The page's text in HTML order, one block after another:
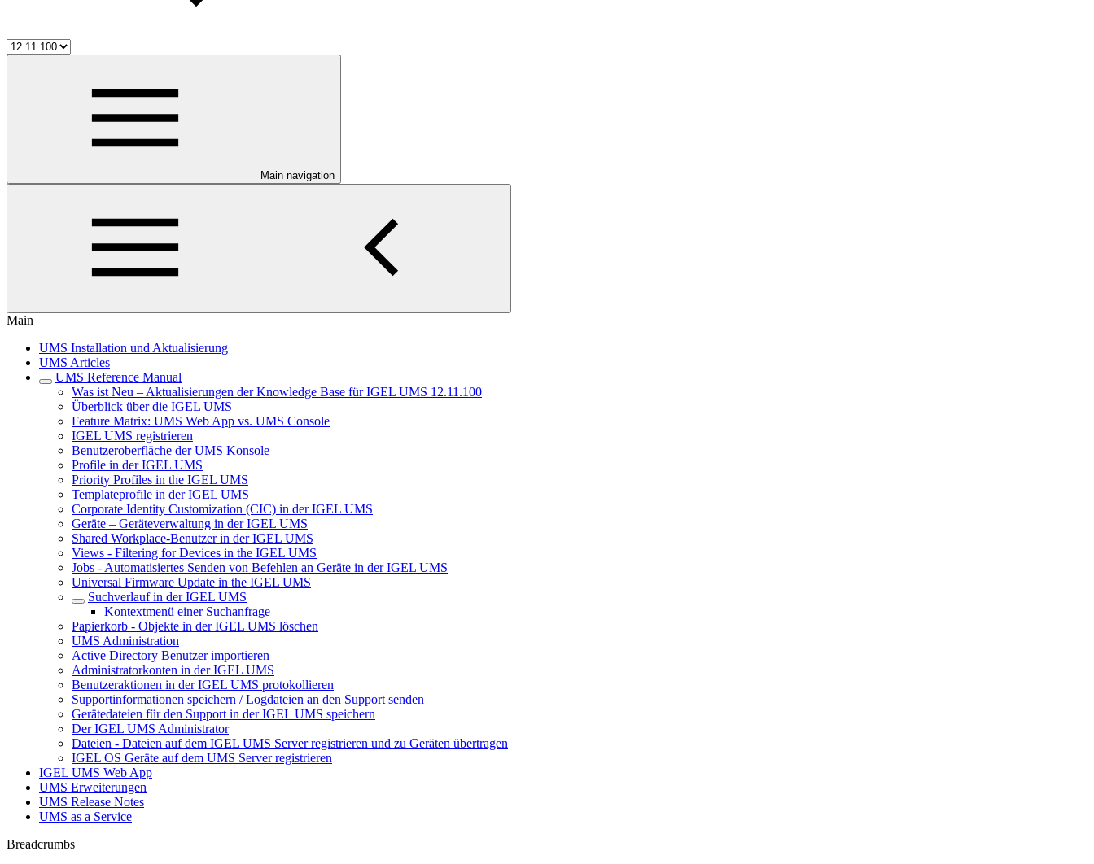
Main navigation
Main
UMS Installation und Aktualisierung
UMS Articles
UMS Reference Manual
Was ist Neu – Aktualisierungen der Knowledge Base für IGEL UMS 12.11.100
Überblick über die IGEL UMS
Feature Matrix: UMS Web App vs. UMS Console
IGEL UMS registrieren
Benutzeroberfläche der UMS Konsole
Profile in der IGEL UMS
Priority Profiles in the IGEL UMS
Templateprofile in der IGEL UMS
Corporate Identity Customization (CIC) in der IGEL UMS
Geräte – Geräteverwaltung in der IGEL UMS
Shared Workplace-Benutzer in der IGEL UMS
Views - Filtering for Devices in the IGEL UMS
Jobs - Automatisiertes Senden von Befehlen an Geräte in der IGEL UMS
Universal Firmware Update in the IGEL UMS
Suchverlauf in der IGEL UMS
Kontextmenü einer Suchanfrage
Papierkorb - Objekte in der IGEL UMS löschen
UMS Administration
Active Directory Benutzer importieren
Administratorkonten in der IGEL UMS
Benutzeraktionen in der IGEL UMS protokollieren
Supportinformationen speichern / Logdateien an den Support senden
Gerätedateien für den Support in der IGEL UMS speichern
Der IGEL UMS Administrator
Dateien - Dateien auf dem IGEL UMS Server registrieren und zu Geräten übertragen
IGEL OS Geräte auf dem UMS Server registrieren
IGEL UMS Web App
UMS Erweiterungen
UMS Release Notes
UMS as a Service
Breadcrumbs